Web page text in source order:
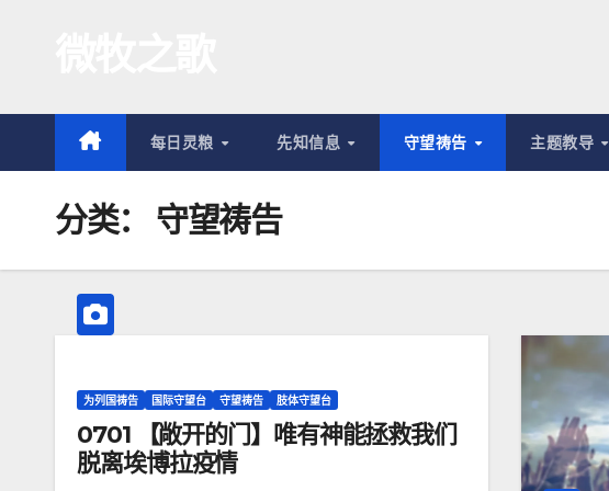
容
每日灵粮 先知信息 守望祷告 主题教导
分类： 守望祷告
为列国祷告 国际守望台 守望祷告 肢体守望台
0701 【敞开的门】唯有神能拯救我们
脱离埃博拉疫情